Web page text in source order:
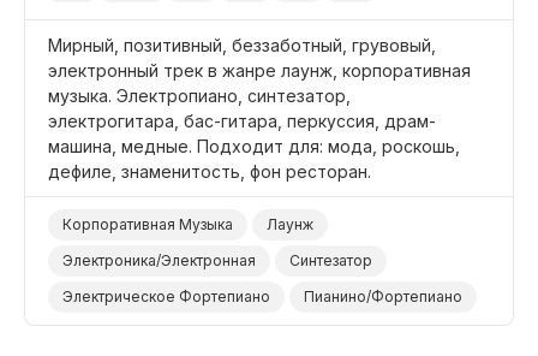
Мирный, позитивный, беззаботный, грувовый,
электронный трек в жанре лаунж, корпоративная
музыка. Электропиано, синтезатор,
электрогитара, бас-гитара, перкуссия, драм-
машина, медные. Подходит для: мода, роскошь,
дефиле, знаменитость, фон ресторан.
Корпоративная Музыка
Лаунж
Электроника/Электронная
Синтезатор
Электрическое Фортепиано
Пианино/Фортепиано
Электрогитара
Бас-Гитара